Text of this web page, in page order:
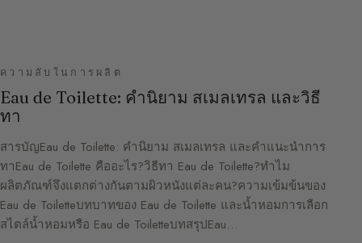
ความลับในการผลิต
Eau de Toilette: คำนิยาม สเมลเทรล และวิธี
ทา
สารบัญEau de Toilette: คำนิยาม สเมลเทรล และคำแนะนำการ
ทาEau de Toilette คืออะไร?วิธีทา Eau de Toilette?ทำไม
ผลิตภัณฑ์จึงแตกต่างกันตามผิวหนังแต่ละคน?ความเข้มข้นของ
Eau de Toiletteบทบาทของ Eau de Toilette และน้ำหอมการเลือก
สไตล์น้ำหอมหรือ Eau de ToiletteบทสรุปEau…